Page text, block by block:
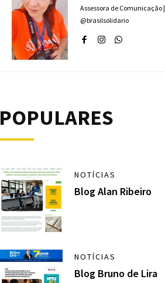
Assessora de Comunicação |
@brasilsolidario
POPULARES
NOTÍCIAS
Blog Alan Ribeiro
NOTÍCIAS
Blog Bruno de Lira